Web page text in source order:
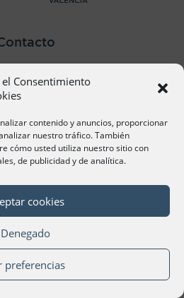
Consentimiento
contenido y anuncios, proporcionar
nuestro tráfico. También
cómo usted utiliza nuestro sitio con
de publicidad y de analítica.
cookies
Denegado
preferencias
961 366 212
Industria, Servicios y
de València 2020